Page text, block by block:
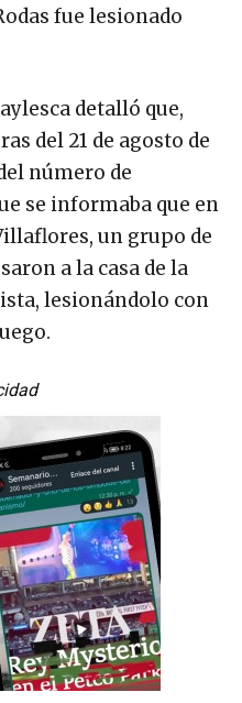
fue lesionado
detalló que,
del 21 de agosto de
número de
se informaba que en
un grupo de
a la casa de la
lesionándolo con